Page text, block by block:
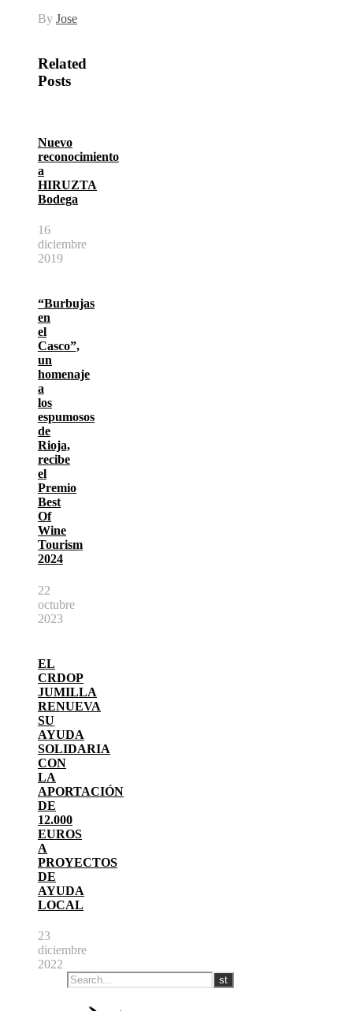
By Jose
Related
Posts
Nuevo
reconocimiento
a
HIRUZTA
Bodega
16
diciembre
2019
“Burbujas
en
el
Casco”,
un
homenaje
a
los
espumosos
de
Rioja,
recibe
el
Premio
Best
Of
Wine
Tourism
2024
22
octubre
2023
EL
CRDOP
JUMILLA
RENUEVA
SU
AYUDA
SOLIDARIA
CON
LA
APORTACIÓN
DE
12.000
EUROS
A
PROYECTOS
DE
AYUDA
LOCAL
23
diciembre
2022